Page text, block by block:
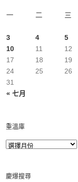
一
二 三
« 七月
3
4 5
10
11 12
17
18 19
24
25 26
31
重溫庫
慶爆搜尋